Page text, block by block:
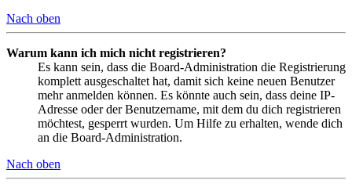
Nach oben
Warum kann ich mich nicht registrieren?
Es kann sein, dass die Board-Administration die Registrierung
komplett ausgeschaltet hat, damit sich keine neuen Benutzer
mehr anmelden können. Es könnte auch sein, dass deine IP-
Adresse oder der Benutzername, mit dem du dich registrieren
möchtest, gesperrt wurden. Um Hilfe zu erhalten, wende dich
an die Board-Administration.
Nach oben